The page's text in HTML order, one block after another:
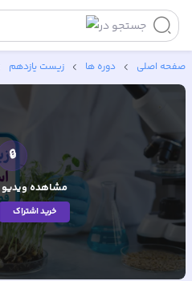
جستجو در
صفحه اصلی دوره ها زیست یازدهم
🔒
مشاهده ویدیو
خرید اشتراک